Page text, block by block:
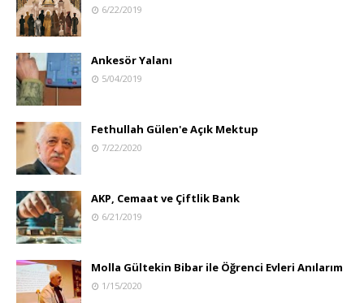
6/22/2019
Ankesör Yalanı
5/04/2019
Fethullah Gülen'e Açık Mektup
7/22/2020
AKP, Cemaat ve Çiftlik Bank
6/21/2019
Molla Gültekin Bibar ile Öğrenci Evleri Anılarım
1/15/2020